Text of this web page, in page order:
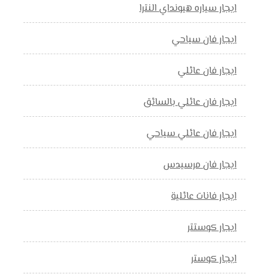
ايجار سياره هيونداي النترا
ايجار فان سياحي
ايجار فان عائلي
ايجار فان عائلي بالسائق
ايجار فان عائلي سياحي
ايجار فان مرسيدس
ايجار فانات عائلية
ايجار كوستتر
ايجار كوستر